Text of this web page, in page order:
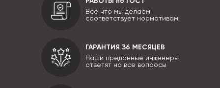
Все что мы делаем
соответствует нормативам
ГАРАНТИЯ 36 МЕСЯЦЕВ
Наши преданные инженеры
ответят на все вопросы